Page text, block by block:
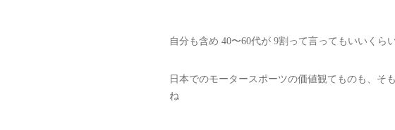
自分も含め 40〜60代が 9割って言ってもいいくら
日本でのモータースポーツの価値観てものも、そ
ね